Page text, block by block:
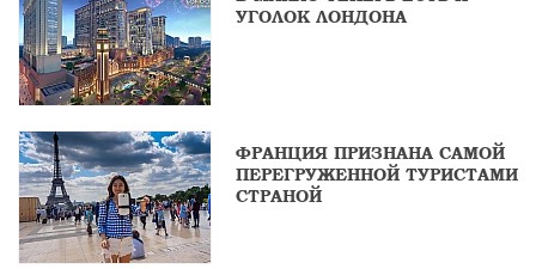
УГОЛОК ЛОНДОНА
ФРАНЦИЯ ПРИЗНАНА САМОЙ
ПЕРЕГРУЖЕННОЙ ТУРИСТАМИ
СТРАНОЙ